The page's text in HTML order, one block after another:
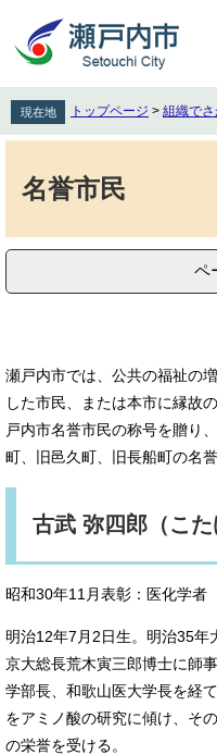
先
頭
を
飛
文
現在地 トップページ > 組織で
名誉市民
ペ
瀬戸内市では、公共の福祉の
した市民、または本市に縁故
戸内市名誉市民の称号を贈り
町、旧邑久町、旧長船町の名
古武 弥四郎（こた
昭和30年11月表彰：医化学者
明治12年7月2日生。明治35年
京大総長荒木寅三郎博士に師
学部長、和歌山医大学長を経
をアミノ酸の研究に傾け、そ
の栄誉を受ける。